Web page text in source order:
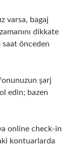
varsa, bagaj
dikkate
saat önceden
şarj
edin; bazen
online check‑in
kontuarlarda